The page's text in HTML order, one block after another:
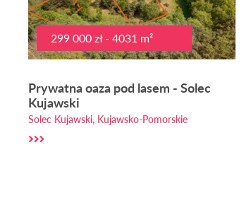
299 000 zł - 4031 m²
Prywatna oaza pod lasem - Solec
Kujawski
Solec Kujawski, Kujawsko-Pomorskie